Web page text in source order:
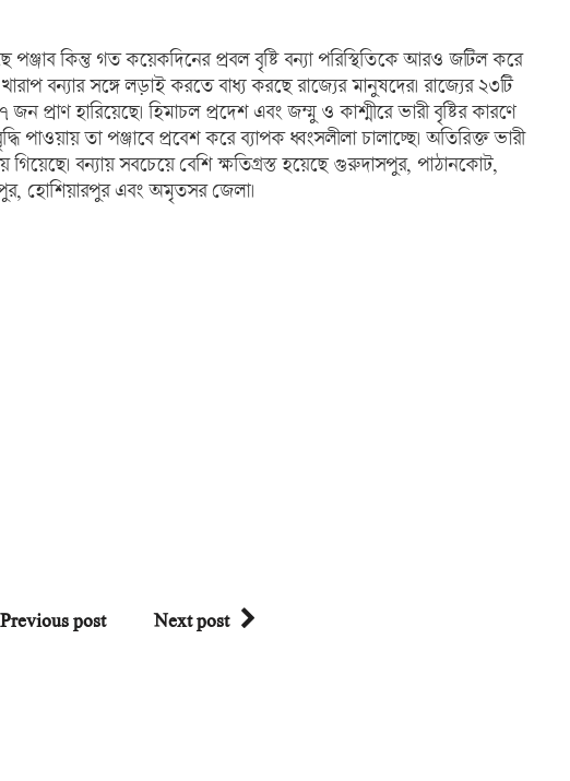
পঞ্জাব কিন্তু গত কয়েকদিনের প্রবল বৃষ্টি বন্যা পরিস্থিতিকে আরও জটিল করে
বন্যার সঙ্গে লড়াই করতে বাধ্য করছে রাজ্যের মানুষদের। রাজ্যের ২৩টি
প্রাণ হারিয়েছে। হিমাচল প্রদেশ এবং জম্মু ও কাশ্মীরে ভারী বৃষ্টির কারণে
পাওয়ায় তা পঞ্জাবে প্রবেশ করে ব্যাপক ধ্বংসলীলা চালাচ্ছে। অতিরিক্ত ভারী
গিয়েছে। বন্যায় সবচেয়ে বেশি ক্ষতিগ্রস্ত হয়েছে গুরুদাসপুর, পাঠানকোট,
হোশিয়ারপুর এবং অমৃতসর জেলা।
Previous post Next post